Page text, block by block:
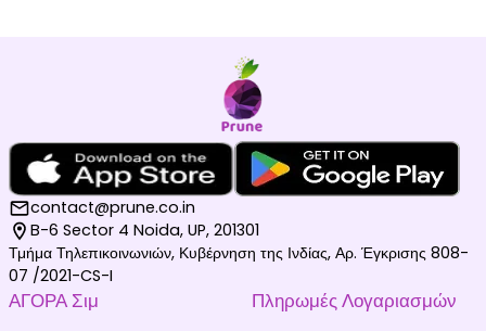
contact@prune.co.in
B-6 Sector 4 Noida, UP, 201301
Τμήμα Τηλεπικοινωνιών, Κυβέρνηση της Ινδίας, Αρ. Έγκρισης 808-
07 /2021-CS-I
ΑΓΟΡΑ Σιμ Πληρωμές Λογαριασμών